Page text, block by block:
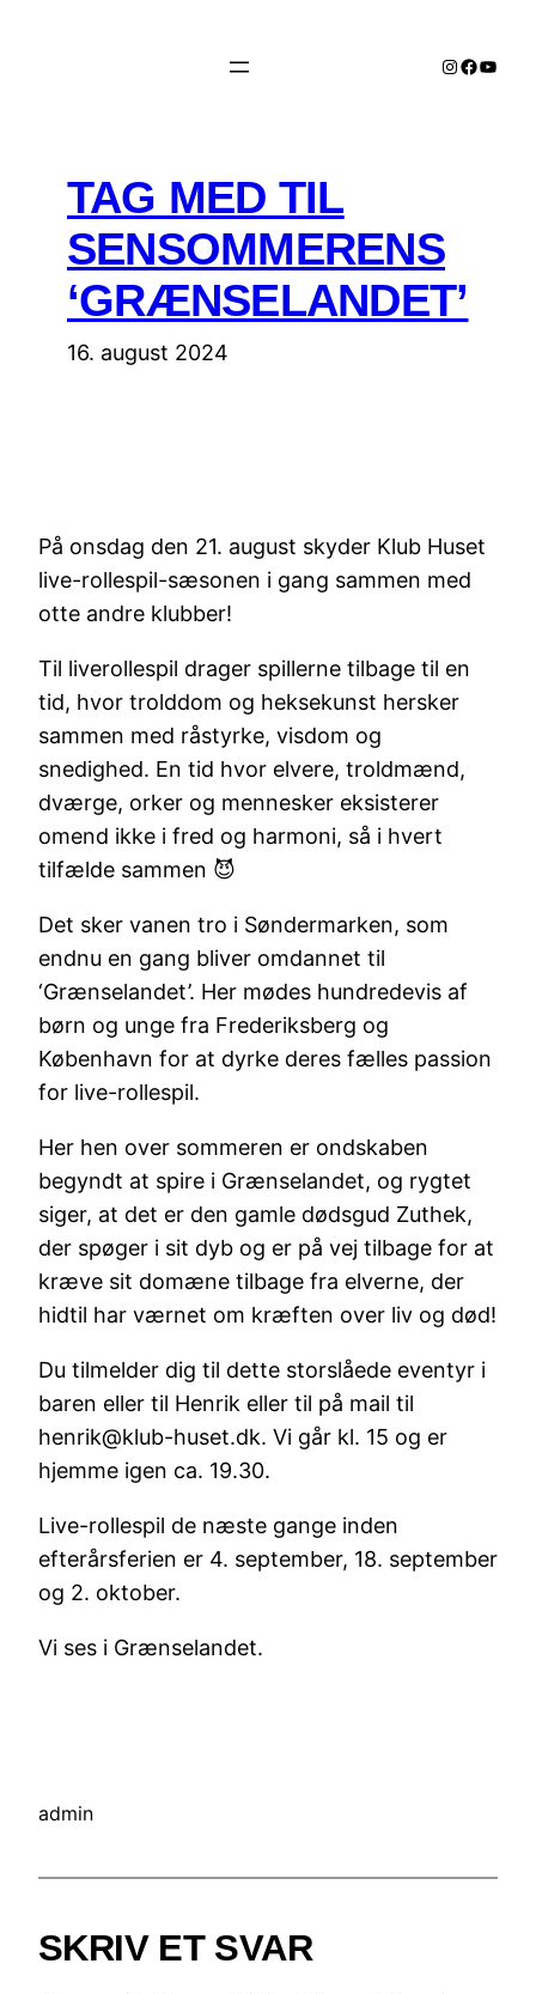
Instagram
TAG MED TIL
SENSOMMERENS
‘GRÆNSELANDET’
16. august 2024
På onsdag den 21. august skyder Klub Huset
live-rollespil-sæsonen i gang sammen med
otte andre klubber!
Til liverollespil drager spillerne tilbage til en
tid, hvor trolddom og heksekunst hersker
sammen med råstyrke, visdom og
snedighed. En tid hvor elvere, troldmænd,
dværge, orker og mennesker eksisterer
omend ikke i fred og harmoni, så i hvert
tilfælde sammen 😈
Det sker vanen tro i Søndermarken, som
endnu en gang bliver omdannet til
‘Grænselandet’. Her mødes hundredevis af
børn og unge fra Frederiksberg og
København for at dyrke deres fælles passion
for live-rollespil.
Her hen over sommeren er ondskaben
begyndt at spire i Grænselandet, og rygtet
siger, at det er den gamle dødsgud Zuthek,
der spøger i sit dyb og er på vej tilbage for at
kræve sit domæne tilbage fra elverne, der
hidtil har værnet om kræften over liv og død!
Du tilmelder dig til dette storslåede eventyr i
baren eller til Henrik eller til på mail til
henrik@klub-huset.dk. Vi går kl. 15 og er
hjemme igen ca. 19.30.
Live-rollespil de næste gange inden
efterårsferien er 4. september, 18. september
og 2. oktober.
Vi ses i Grænselandet.
admin
SKRIV ET SVAR